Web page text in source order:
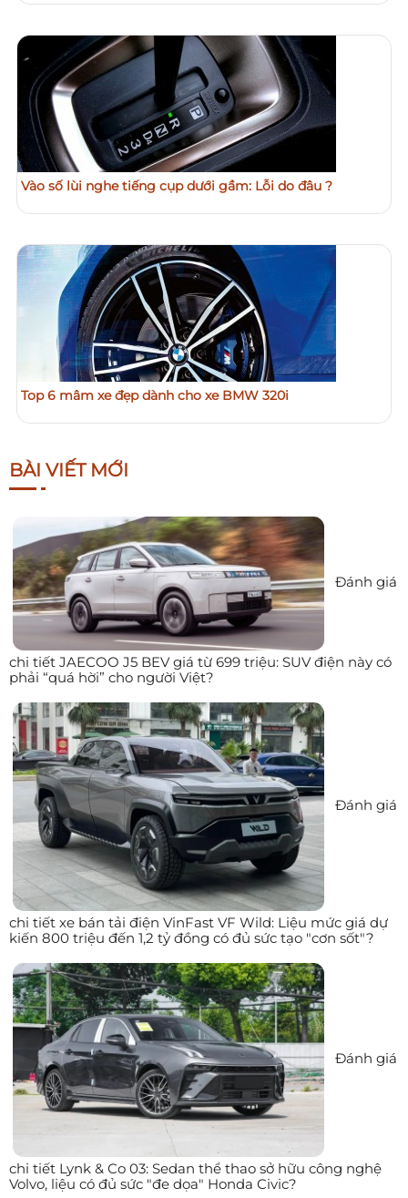
Vào số lùi nghe tiếng cụp dưới gầm: Lỗi do đâu ?
Top 6 mâm xe đẹp dành cho xe BMW 320i
BÀI VIẾT MỚI
Đánh giá
chi tiết JAECOO J5 BEV giá từ 699 triệu: SUV điện này có
phải “quá hời” cho người Việt?
Đánh giá
chi tiết xe bán tải điện VinFast VF Wild: Liệu mức giá dự
kiến 800 triệu đến 1,2 tỷ đồng có đủ sức tạo "cơn sốt"?
Đánh giá
chi tiết Lynk & Co 03: Sedan thể thao sở hữu công nghệ
Volvo, liệu có đủ sức "đe dọa" Honda Civic?